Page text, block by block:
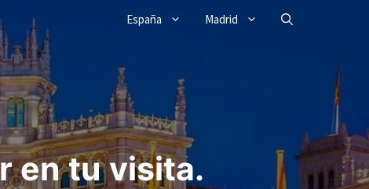
España Madrid
en tu visita.